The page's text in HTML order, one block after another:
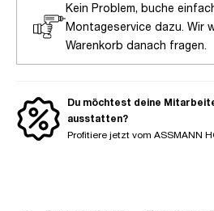
Kein Problem, buche
Montageservice dazu. Wir
Warenkorb danach fragen.
Du möchtest deine
ausstatten?
Profitiere jetzt vom ASSMANN